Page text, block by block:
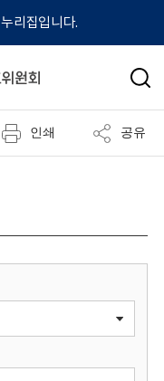
리집입니다.
검
인쇄 공유